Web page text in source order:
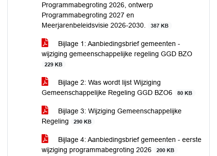
Programmabegroting 2026, ontwerp
Programmabegroting 2027 en
Meerjarenbeleidsvisie 2026-2030.
387 KB
Bijlage 1: Aanbiedingsbrief gemeenten -
wijziging gemeenschappelijke regeling GGD BZO
229 KB
Bijlage 2: Was wordt lijst Wijziging
Gemeenschappelijke Regeling GGD BZO6
80 KB
Bijlage 3: Wijziging Gemeenschappelijke
Regeling
290 KB
Bijlage 4: Aanbiedingsbrief gemeenten - eerste
wijziging programmabegroting 2026
200 KB